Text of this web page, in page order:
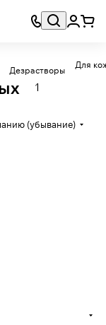
Дезрастворы
Для
1
(убывание)